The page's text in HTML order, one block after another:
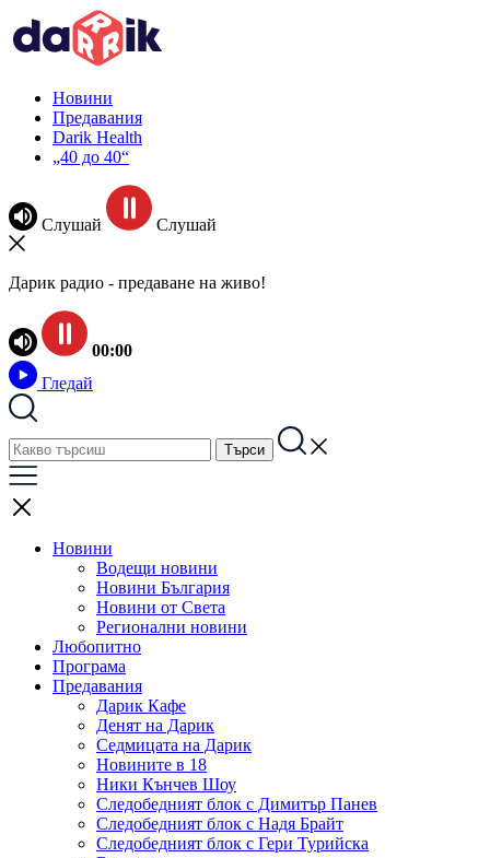
Новини
Предавания
Darik Health
„40 до 40“
Слушай Слушай
Дарик радио - предаване на живо!
00:00
Гледай
Новини
Водещи новини
Новини България
Новини от Света
Регионални новини
Любопитно
Програма
Предавания
Дарик Кафе
Денят на Дарик
Седмицата на Дарик
Новините в 18
Ники Кънчев Шоу
Следобедният блок с Димитър Панев
Следобедният блок с Надя Брайт
Следобедният блок с Гери Турийска